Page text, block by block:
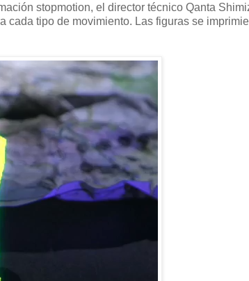
stopmotion, el director técnico Qanta
tipo de movimiento. Las figuras se